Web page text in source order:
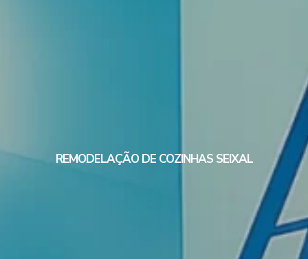
REMODELAÇÃO DE COZINHAS SEIXAL